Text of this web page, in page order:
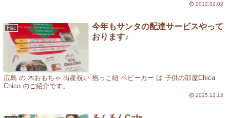
2012.02.02
日記
今年もサンタの配達サービスやって
おります♪
広島 の 木おもちゃ 出産祝い 抱っこ紐 ベビーカー は 子供の部屋Chica
Chico のご紹介です。
2025.12.12